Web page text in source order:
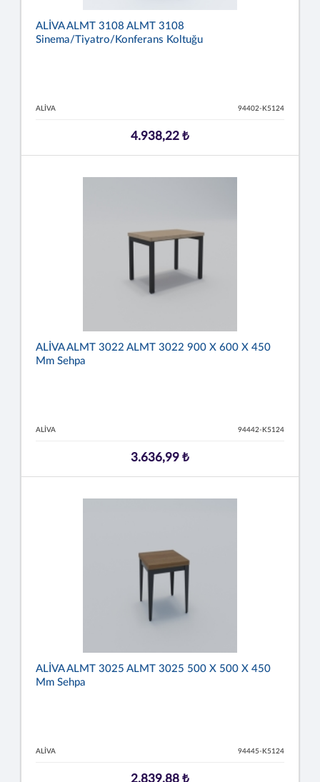
ALİVA ALMT 3108 ALMT 3108
Sinema/Tiyatro/Konferans Koltuğu
ALİVA 94402-K5124
4.938,22 ₺
ALİVA ALMT 3022 ALMT 3022 900 X 600 X 450
Mm Sehpa
ALİVA 94442-K5124
3.636,99 ₺
ALİVA ALMT 3025 ALMT 3025 500 X 500 X 450
Mm Sehpa
ALİVA 94445-K5124
2.839,88 ₺